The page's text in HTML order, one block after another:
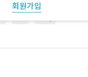
회원가입